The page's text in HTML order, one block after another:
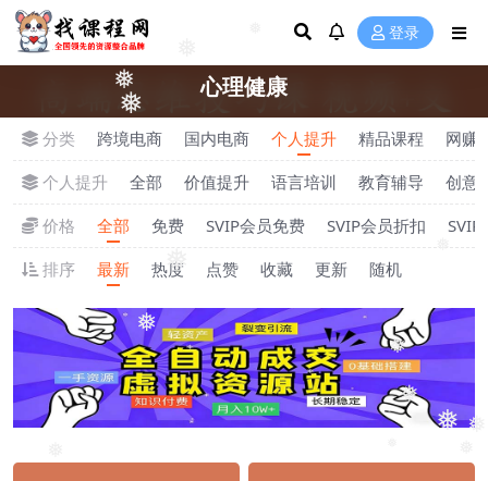
❅
❅
❅
❅
❅
❅ ❅
❅
❅
❅
❅
❅
登录
心理健康
分类 跨境电商 国内电商 个人提升 精品课程
网赚
个人提升
全部 价值提升 语言培训 教育辅导
创意
价格
全部 免费 SVIP会员免费 SVIP会员折扣
SVIP
排序
最新 热度 点赞 收藏 更新 随机